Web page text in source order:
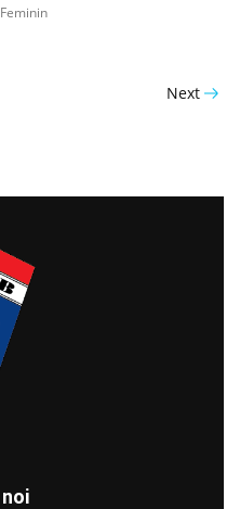
Next